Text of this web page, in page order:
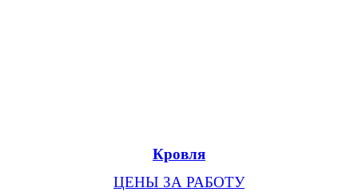
Кровля
ЦЕНЫ ЗА РАБОТУ